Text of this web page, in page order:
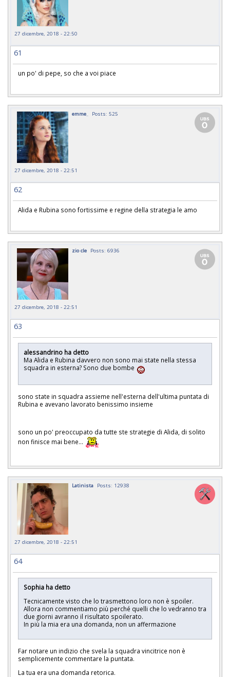
27 dicembre, 2018 - 22:50
61
un po' di pepe, so che a voi piace
emme_ Posts: 525
27 dicembre, 2018 - 22:51
62
Alida e Rubina sono fortissime e regine della strategia le amo
zio cle Posts: 6936
27 dicembre, 2018 - 22:51
63
alessandrino ha detto
Ma Alida e Rubina davvero non sono mai state nella stessa
squadra in esterna? Sono due bombe
sono state in squadra assieme nell'esterna dell'ultima puntata di
Rubina e avevano lavorato benissimo insieme
sono un po' preoccupato da tutte ste strategie di Alida, di solito
non finisce mai bene...
Latinista Posts: 12938
27 dicembre, 2018 - 22:51
64
Sophia ha detto
Tecnicamente visto che lo trasmettono loro non è spoiler.
Allora non commentiamo più perché quelli che lo vedranno tra
due giorni avranno il risultato spoilerato.
In più la mia era una domanda, non un affermazione
Far notare un indizio che svela la squadra vincitrice non è
semplicemente commentare la puntata.
La tua era una domanda retorica.